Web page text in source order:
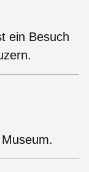
ein Besuch